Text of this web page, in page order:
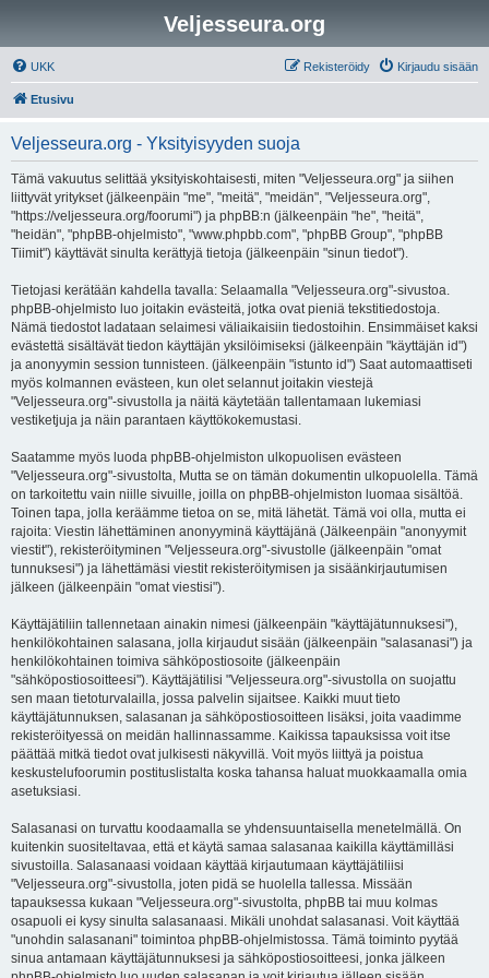
Veljesseura.org
UKK Kirjaudu sisään
Rekisteröidy
Etusivu
Veljesseura.org - Yksityisyyden suoja
Tämä vakuutus selittää yksityiskohtaisesti, miten "Veljesseura.org" ja siihen
liittyvät yritykset (jälkeenpäin "me", "meitä", "meidän", "Veljesseura.org",
"https://veljesseura.org/foorumi") ja phpBB:n (jälkeenpäin "he", "heitä",
"heidän", "phpBB-ohjelmisto", "www.phpbb.com", "phpBB Group", "phpBB
Tiimit") käyttävät sinulta kerättyjä tietoja (jälkeenpäin "sinun tiedot").
Tietojasi kerätään kahdella tavalla: Selaamalla "Veljesseura.org"-sivustoa.
phpBB-ohjelmisto luo joitakin evästeitä, jotka ovat pieniä tekstitiedostoja.
Nämä tiedostot ladataan selaimesi väliaikaisiin tiedostoihin. Ensimmäiset kaksi
evästettä sisältävät tiedon käyttäjän yksilöimiseksi (jälkeenpäin "käyttäjän id")
ja anonyymin session tunnisteen. (jälkeenpäin "istunto id") Saat automaattiseti
myös kolmannen evästeen, kun olet selannut joitakin viestejä
"Veljesseura.org"-sivustolla ja näitä käytetään tallentamaan lukemiasi
vestiketjuja ja näin parantaen käyttökokemustasi.
Saatamme myös luoda phpBB-ohjelmiston ulkopuolisen evästeen
"Veljesseura.org"-sivustolta, Mutta se on tämän dokumentin ulkopuolella. Tämä
on tarkoitettu vain niille sivuille, joilla on phpBB-ohjelmiston luomaa sisältöä.
Toinen tapa, jolla keräämme tietoa on se, mitä lähetät. Tämä voi olla, mutta ei
rajoita: Viestin lähettäminen anonyyminä käyttäjänä (Jälkeenpäin "anonyymit
viestit"), rekisteröityminen "Veljesseura.org"-sivustolle (jälkeenpäin "omat
tunnuksesi") ja lähettämäsi viestit rekisteröitymisen ja sisäänkirjautumisen
jälkeen (jälkeenpäin "omat viestisi").
Käyttäjätiliin tallennetaan ainakin nimesi (jälkeenpäin "käyttäjätunnuksesi"),
henkilökohtainen salasana, jolla kirjaudut sisään (jälkeenpäin "salasanasi") ja
henkilökohtainen toimiva sähköpostiosoite (jälkeenpäin
"sähköpostiosoitteesi"). Käyttäjätilisi "Veljesseura.org"-sivustolla on suojattu
sen maan tietoturvalailla, jossa palvelin sijaitsee. Kaikki muut tieto
käyttäjätunnuksen, salasanan ja sähköpostiosoitteen lisäksi, joita vaadimme
rekisteröityessä on meidän hallinnassamme. Kaikissa tapauksissa voit itse
päättää mitkä tiedot ovat julkisesti näkyvillä. Voit myös liittyä ja poistua
keskustelufoorumin postituslistalta koska tahansa haluat muokkaamalla omia
asetuksiasi.
Salasanasi on turvattu koodaamalla se yhdensuuntaisella menetelmällä. On
kuitenkin suositeltavaa, että et käytä samaa salasanaa kaikilla käyttämilläsi
sivustoilla. Salasanaasi voidaan käyttää kirjautumaan käyttäjätiliisi
"Veljesseura.org"-sivustolla, joten pidä se huolella tallessa. Missään
tapauksessa kukaan "Veljesseura.org"-sivustolta, phpBB tai muu kolmas
osapuoli ei kysy sinulta salasanaasi. Mikäli unohdat salasanasi. Voit käyttää
"unohdin salasanani" toimintoa phpBB-ohjelmistossa. Tämä toiminto pyytää
sinua antamaan käyttäjätunnuksesi ja sähköpostiosoitteesi, jonka jälkeen